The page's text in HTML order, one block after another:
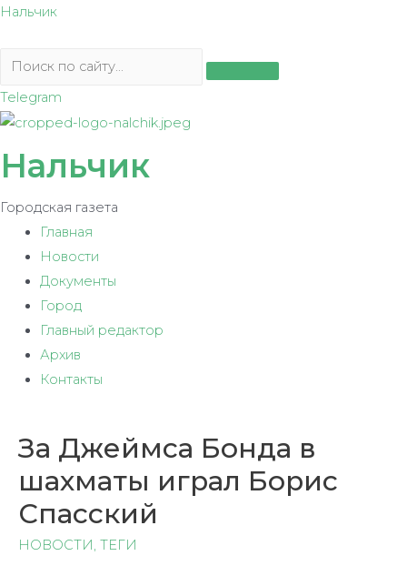
Перейти
содержимому
Нальчик
Telegram
Нальчик
Городская газета
Главная
Новости
Документы
Город
Главный редактор
Архив
Контакты
За Джеймса Бонда в
шахматы играл Борис
Спасский
НОВОСТИ, ТЕГИ